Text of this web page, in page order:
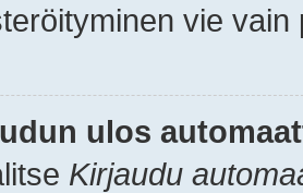
vie
ulos
Kirjaudu